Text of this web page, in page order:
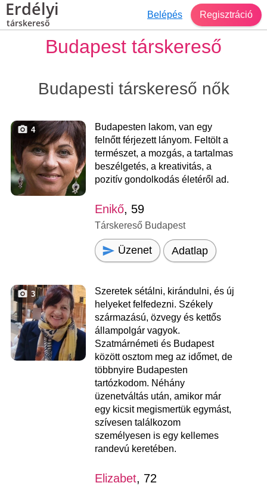
Erdélyi
társkereső
Belépés Regisztráció
Budapest társkereső
Budapesti társkereső nők
4
Budapesten lakom, van egy
felnőtt férjezett lányom. Feltölt a
természet, a mozgás, a tartalmas
beszélgetés, a kreativitás, a
pozitív gondolkodás életéről ad.
Enikő, 59
Társkereső Budapest
Üzenet Adatlap
3
Szeretek sétálni, kirándulni, és új
helyeket felfedezni. Székely
származású, özvegy és kettős
állampolgár vagyok.
Szatmárnémeti és Budapest
között osztom meg az időmet, de
többnyire Budapesten
tartózkodom. Néhány
üzenetváltás után, amikor már
egy kicsit megismertük egymást,
szívesen találkozom
személyesen is egy kellemes
randevú keretében.
Elizabet, 72